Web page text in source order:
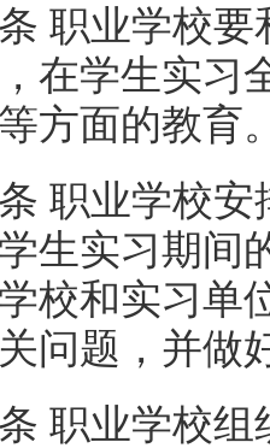
业学校要
在学生实习
等方面的教
业学校安
生实习期间
校和实习单
问题，并
业学校组